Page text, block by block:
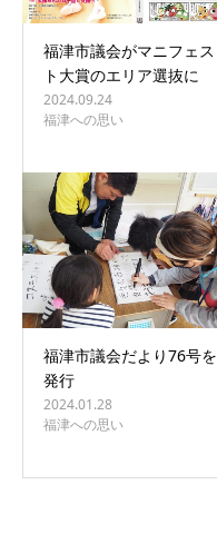
福津市議会がマニフェス
ト大賞のエリア選抜に
2024.09.24
福津への思い
福津市議会だより76号を
発行
2024.01.28
福津への思い